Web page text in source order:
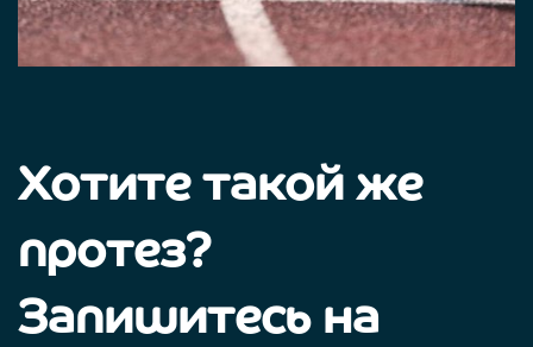
Хотите такой же
протез?
Запишитесь на